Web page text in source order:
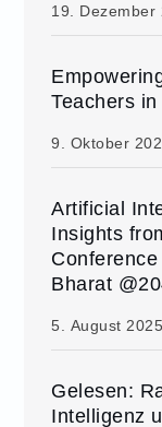
19. Dezember
Teachers
9. Oktober
Artificial
Insights
Bharat
5. August 2025
Gelesen:
Intelligenz